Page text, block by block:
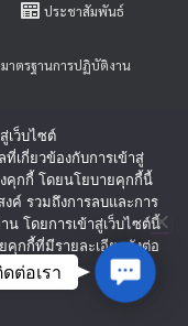
ประชาสัมพันธ์
าตรฐานการปฏิบัติงาน
รัพยากรบุคคล
ร้องทุกข์-ร้องเรียน
เว็บไซต์
กี่ยวข้องกับการเข้าสู่
คุกกี้ โดยนโยบายคุกกี้นี้
ค์ รวมถึงการลบและการ
น โดยการเข้าสู่เว็บไซต์นี้
กกี้ที่มีรายละเอียดดังต่อ
ต่อเรา